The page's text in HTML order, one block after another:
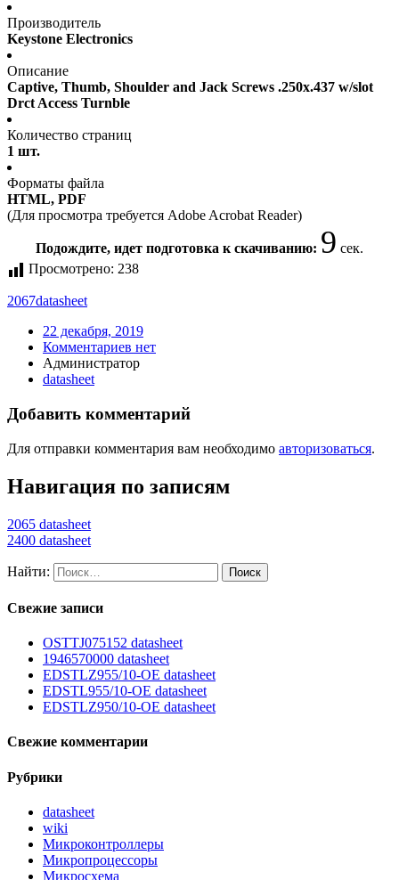
Производитель
Keystone Electronics
Описание
Captive, Thumb, Shoulder and Jack Screws .250x.437 w/slot
Drct Access Turnble
Количество страниц
1 шт.
Форматы файла
HTML, PDF
(Для просмотра требуется Adobe Acrobat Reader)
Подождите, идет подготовка к скачиванию: 9 сек.
Просмотрено: 238
2067datasheet
22 декабря, 2019
Комментариев нет
Администратор
datasheet
Добавить комментарий
Для отправки комментария вам необходимо авторизоваться.
Навигация по записям
2065 datasheet
2400 datasheet
Найти:
Свежие записи
OSTTJ075152 datasheet
1946570000 datasheet
EDSTLZ955/10-OE datasheet
EDSTL955/10-OE datasheet
EDSTLZ950/10-OE datasheet
Свежие комментарии
Рубрики
datasheet
wiki
Микроконтроллеры
Микропроцессоры
Микросхема